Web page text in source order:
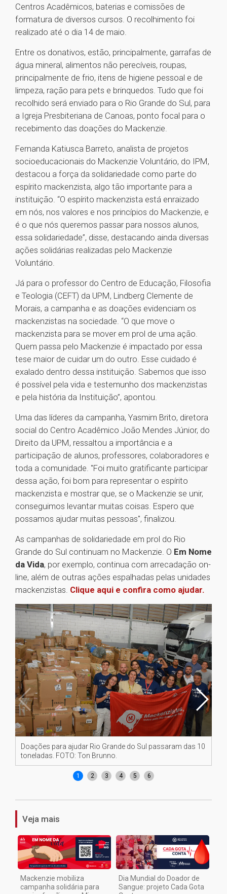
Centros Acadêmicos, baterias e comissões de
formatura de diversos cursos. O recolhimento foi
realizado até o dia 14 de maio.
Entre os donativos, estão, principalmente, garrafas de
água mineral, alimentos não perecíveis, roupas,
principalmente de frio, itens de higiene pessoal e de
limpeza, ração para pets e brinquedos. Tudo que foi
recolhido será enviado para o Rio Grande do Sul, para
a Igreja Presbiteriana de Canoas, ponto focal para o
recebimento das doações do Mackenzie.
Fernanda Katiusca Barreto, analista de projetos
socioeducacionais do Mackenzie Voluntário, do IPM,
destacou a força da solidariedade como parte do
espírito mackenzista, algo tão importante para a
instituição. “O espírito mackenzista está enraizado
em nós, nos valores e nos princípios do Mackenzie, e
é o que nós queremos passar para nossos alunos,
essa solidariedade”, disse, destacando ainda diversas
ações solidárias realizadas pelo Mackenzie
Voluntário.
Já para o professor do Centro de Educação, Filosofia
e Teologia (CEFT) da UPM, Lindberg Clemente de
Morais, a campanha e as doações evidenciam os
mackenzistas na sociedade. “O que move o
mackenzista para se mover em prol de uma ação.
Quem passa pelo Mackenzie é impactado por essa
tese maior de cuidar um do outro. Esse cuidado é
exalado dentro dessa instituição. Sabemos que isso
é possível pela vida e testemunho dos mackenzistas
e pela história da Instituição”, apontou.
Uma das líderes da campanha, Yasmim Brito, diretora
social do Centro Acadêmico João Mendes Júnior, do
Direito da UPM, ressaltou a importância e a
participação de alunos, professores, colaboradores e
toda a comunidade. "Foi muito gratificante participar
dessa ação, foi bom para representar o espírito
mackenzista e mostrar que, se o Mackenzie se unir,
conseguimos levantar muitas coisas. Espero que
possamos ajudar muitas pessoas", finalizou.
As campanhas de solidariedade em prol do Rio
Grande do Sul continuam no Mackenzie. O Em Nome
da Vida, por exemplo, continua com arrecadação on-
line, além de outras ações espalhadas pelas unidades
mackenzistas. Clique aqui e confira como ajudar.
Doações para ajudar Rio Grande do Sul passaram das 10
toneladas. FOTO: Ton Brunno.
1 2 3 4 5 6
Veja mais
Mackenzie mobiliza
campanha solidária para
Dia Mundial do Doador de
Sangue: projeto Cada Gota